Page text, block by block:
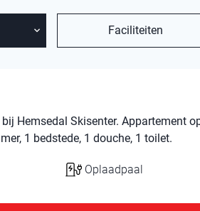
Faciliteiten
Hemsedal Skisenter. Appartement
1 bedstede, 1 douche, 1 toilet.
Oplaadpaal